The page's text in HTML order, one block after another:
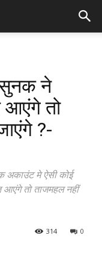
सुनक ने
आएंगे तो
?-
मे ऐसी कोई
आएंगे तो ताजमहल नहीं
0
314